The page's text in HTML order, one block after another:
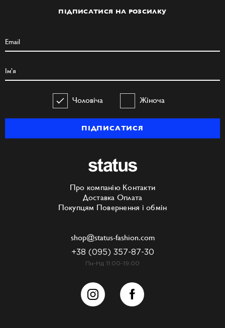
ПІДПИСАТИСЯ НА РОЗСИЛКУ
Чоловіча Жіноча
ПІДПИСАТИСЯ
Про компанію Контакти
Доставка Оплата
Покупцям Повернення і обмін
shop@status-fashion.com
+38 (095) 357-87-30
Пн-Нд 11:00-19:00